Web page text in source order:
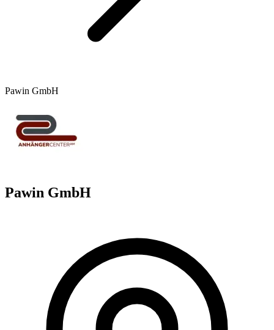
Pawin GmbH
Pawin GmbH